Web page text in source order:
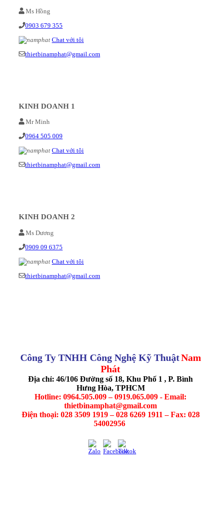
Ms Hồng
0903 679 355
Chat với tôi
thietbinamphat@gmail.com
KINH DOANH 1
Mr Minh
0964 505 009
Chat với tôi
thietbinamphat@gmail.com
KINH DOANH 2
Ms Dương
0909 09 6375
Chat với tôi
thietbinamphat@gmail.com
Công Ty TNHH Công Nghệ Kỹ ThuậtNam
Phát
Địa chỉ: 46/106 Đường số 18, Khu Phố 1 , P. Bình
Hưng Hòa, TPHCM
Hotline: 0964.505.009 – 0919.065.009 - Email:
thietbinamphat@gmail.com
Điện thoại: 028 3509 1919 – 028 6269 1911 – Fax: 028
54002956